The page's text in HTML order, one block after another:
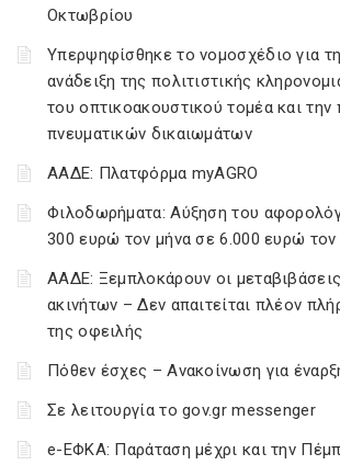
Οκτωβρίου
Υπερψηφίσθηκε το νομοσχέδιο για τη
ανάδειξη της πολιτιστικής
του οπτικοακουστικού τομέα και
πνευματικών δικαιωμάτων
ΑΑΔΕ: Πλατφόρμα myAGRO
Φιλοδωρήματα: Αύξηση του
300 ευρώ τον μήνα σε 6.000 ευρώ τον
ΑΑΔΕ: Ξεμπλοκάρουν οι
ακινήτων – Δεν απαιτείται πλέον
της οφειλής
Πόθεν έσχες – Ανακοίνωση για
Σε λειτουργία το gov.gr messenger
e-ΕΦΚΑ: Παράταση μέχρι και την